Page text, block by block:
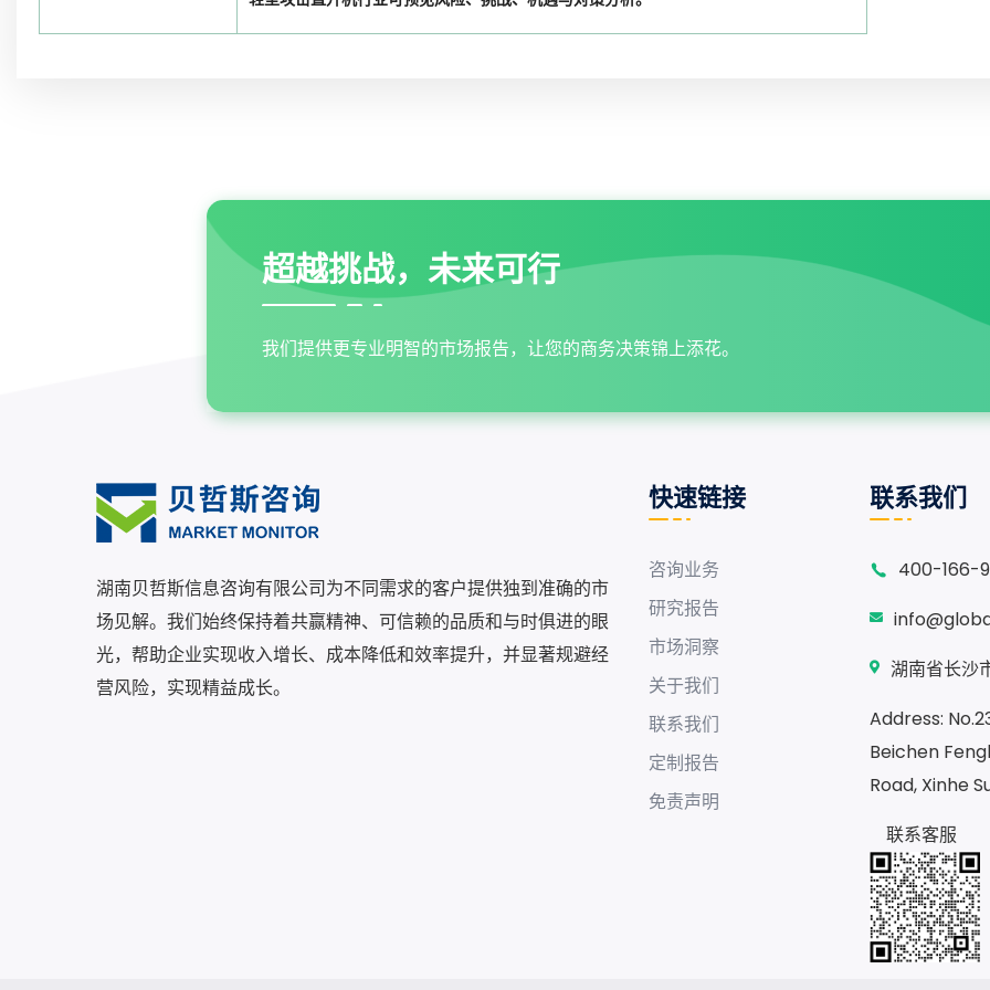
超越挑战，未来可行
我们提供更专业明智的市场报告，让您的商务决策锦上添花。
湖南贝哲斯信息咨询有限公司为不同需求的客户提供独到准确的市
场见解。我们始终保持着共赢精神、可信赖的品质和与时俱进的眼
光，帮助企业实现收入增长、成本降低和效率提升，并显著规避经
营风险，实现精益成长。
快速链接
咨询业务
研究报告
市场洞察
关于我们
联系我们
定制报告
免责声明
联系我们
400-166-
湖南省长沙
Address:
Beichen
Road, Xinhe
联系客服